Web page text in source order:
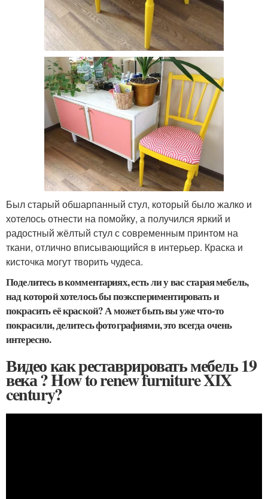
Был старый обшарпанный стул, который было жалко и
хотелось отнести на помойку, а получился яркий и
радостный жёлтый стул с современным принтом на
ткани, отлично вписывающийся в интерьер. Краска и
кисточка могут творить чудеса.
Поделитесь в комментариях, есть ли у вас старая мебель,
над которой хотелось бы поэкспериментировать и
покрасить её краской? А может быть вы уже что-то
покрасили, делитесь фотографиями, это всегда очень
интересно.
Видео как реставрировать мебель 19
века ? How to renew furniture XIX
century?